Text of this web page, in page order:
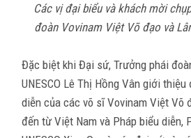
Các vị đại biểu và khách mời
đoàn Vovinam Việt Võ đạo và
Đặc biệt khi Đại sứ, Trưởng phái
UNESCO Lê Thị Hồng Vân giới
diễn của các võ sĩ Vovinam Việt Võ
đến từ Việt Nam và Pháp biểu diễn,